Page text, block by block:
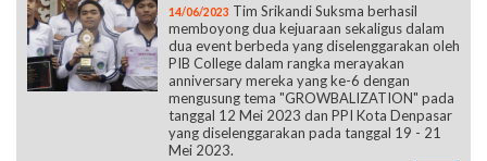
14/06/2023 Tim Srikandi Suksma berhasil
memboyong dua kejuaraan sekaligus dalam
dua event berbeda yang diselenggarakan oleh
PIB College dalam rangka merayakan
anniversary mereka yang ke-6 dengan
mengusung tema "GROWBALIZATION" pada
tanggal 12 Mei 2023 dan PPI Kota Denpasar
yang diselenggarakan pada tanggal 19 - 21
Mei 2023.